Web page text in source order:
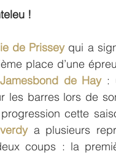
!
de Prissey qui a
place d’une
de Hay :
les barres lors de
cette
a plusieurs
coups : la